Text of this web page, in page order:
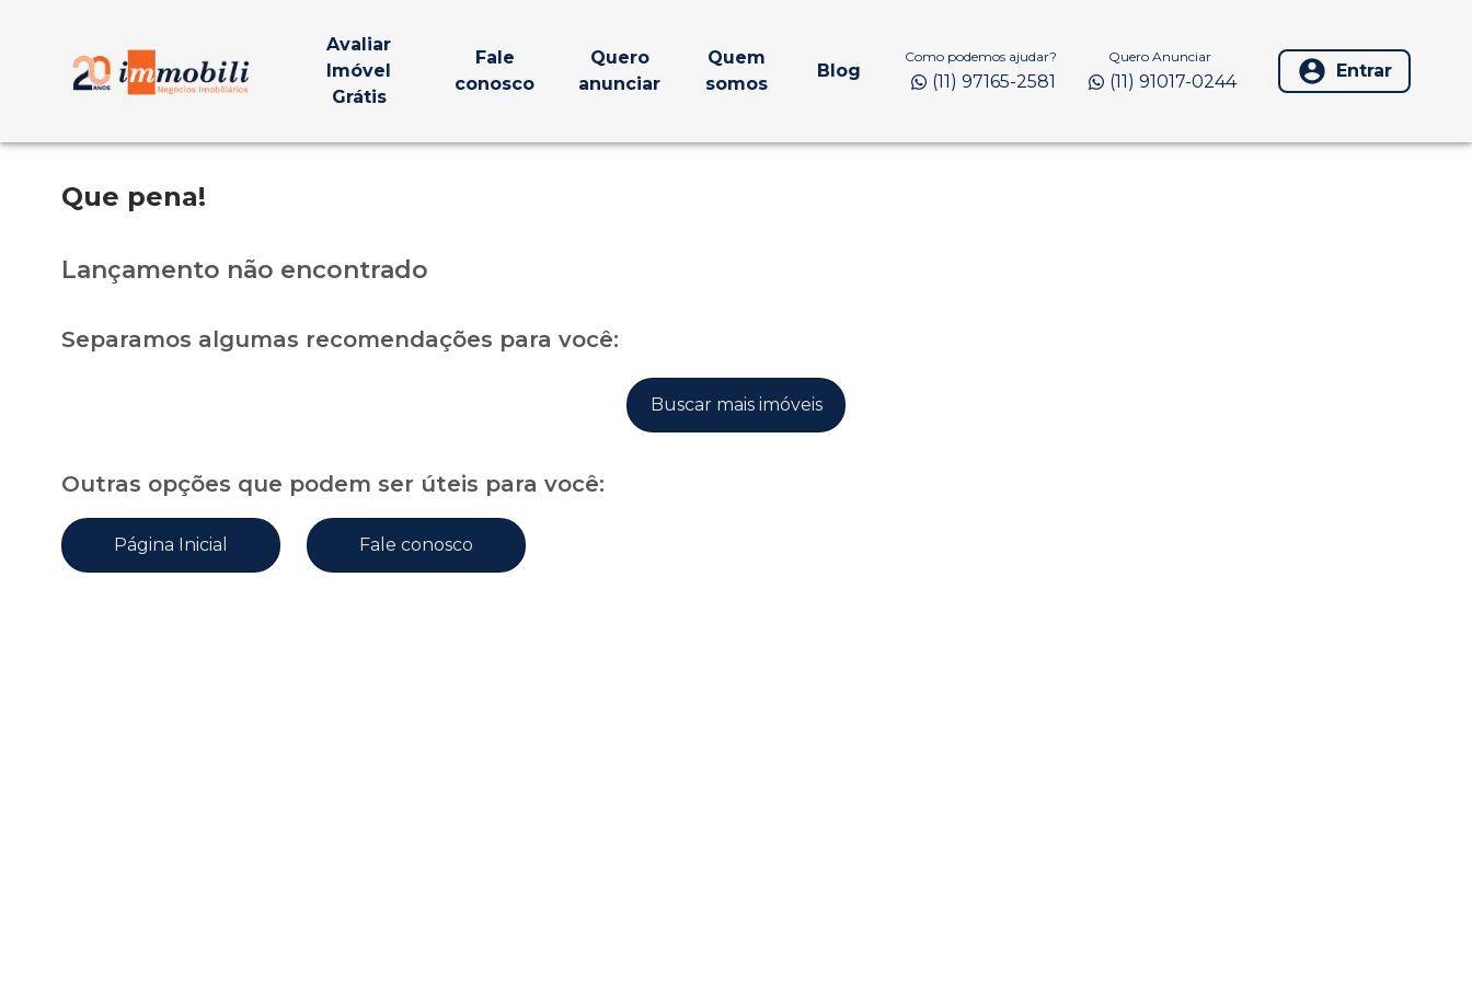
Avaliar
Imóvel
Grátis
Fale
conosco
Quero
anunciar
Quem
somos
Blog
Como podemos ajudar?
(11) 97165-2581
Quero Anunciar
(11) 91017-0244 Entrar
Que pena!
Lançamento não encontrado
Separamos algumas recomendações para você:
Buscar mais imóveis
Outras opções que podem ser úteis para você:
Página Inicial Fale conosco